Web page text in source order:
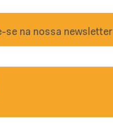
se na nossa newsletter